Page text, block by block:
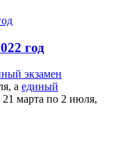
год
экзамен
а единый
21 марта по 2 июля,